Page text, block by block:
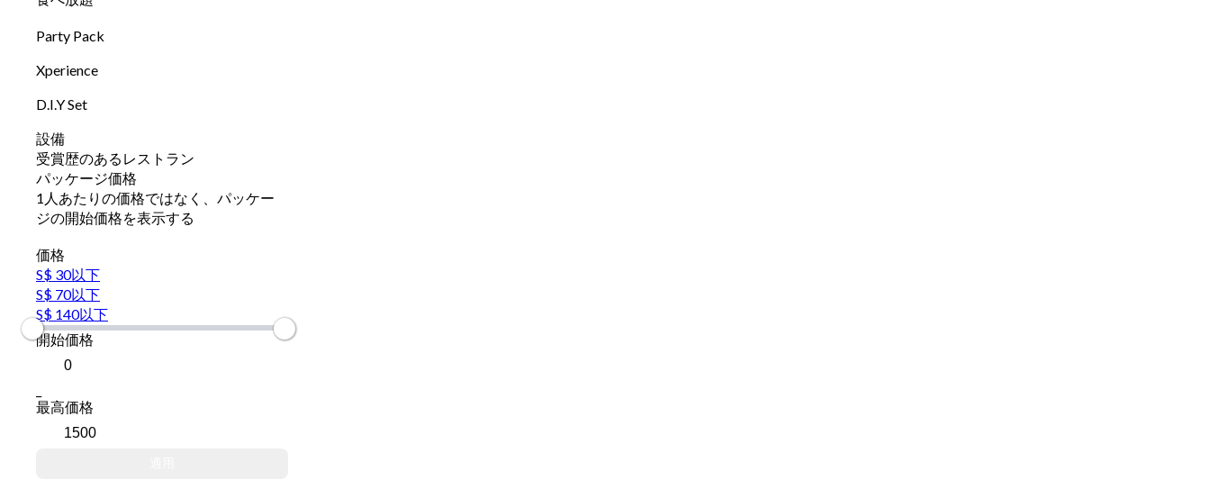
Party Pack
Xperience
D.I.Y Set
設備
受賞歴のあるレストラン
パッケージ価格
1人あたりの価格ではなく、パッケー
ジの開始価格を表示する
価格
S$ 30以下
S$ 70以下
S$ 140以下
開始価格
最高価格